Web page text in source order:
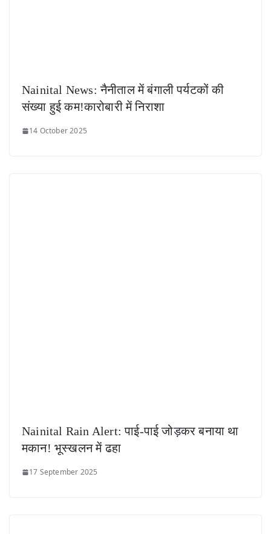
Nainital News: नैनीताल में बंगाली पर्यटकों की
संख्या हुई कम!कारोबारी में निराशा
14 October 2025
Nainital Rain Alert: पाई-पाई जोड़कर बनाया था
मकान! भूस्खलन में ढहा
17 September 2025